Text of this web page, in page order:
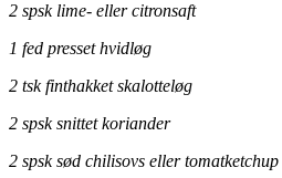
2 spsk lime- eller citronsaft
1 fed presset hvidløg
2 tsk finthakket skalotteløg
2 spsk snittet koriander
2 spsk sød chilisovs eller tomatketchup